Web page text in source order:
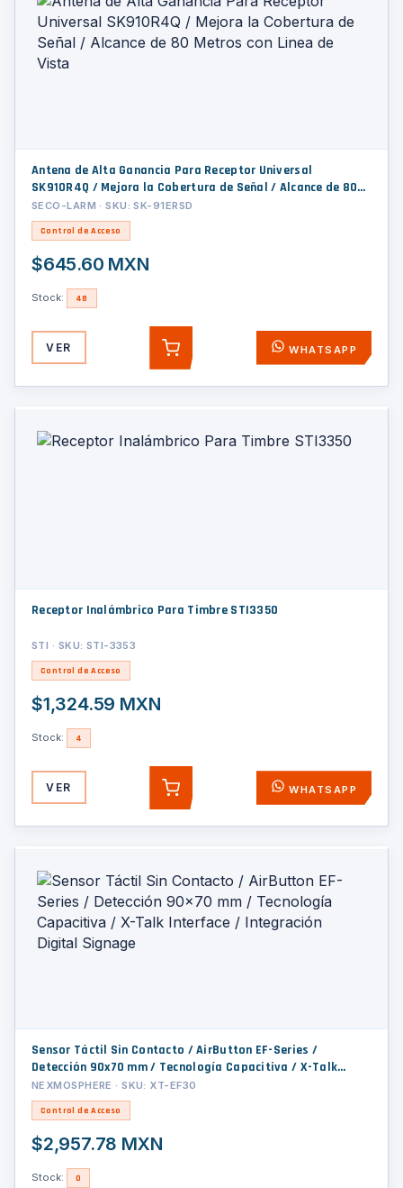
Antena de Alta Ganancia Para Receptor Universal
SK910R4Q / Mejora la Cobertura de Señal / Alcance de 80
Metros con Linea de Vista
SECO-LARM · SKU: SK-91ERSD
Control de Acceso
$645.60 MXN
Stock: 48
VER AGREGAR WHATSAPP
Receptor Inalámbrico Para Timbre STI3350
STI · SKU: STI-3353
Control de Acceso
$1,324.59 MXN
Stock: 4
VER AGREGAR WHATSAPP
Sensor Táctil Sin Contacto / AirButton EF-Series /
Detección 90x70 mm / Tecnología Capacitiva / X-Talk
Interface / Integración Digital Signage
NEXMOSPHERE · SKU: XT-EF30
Control de Acceso
$2,957.78 MXN
Stock: 0